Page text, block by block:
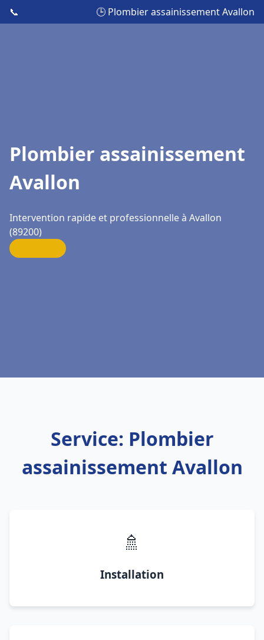
📞 🕒 Plombier assainissement Avallon
Plombier assainissement
Avallon
Intervention rapide et professionnelle à Avallon
(89200)
Service: Plombier
assainissement Avallon
🚿
Installation